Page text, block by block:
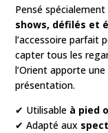
Pensé spécialement
shows, défilés et
l’accessoire parfait
capter tous les
l’Orient apporte
présentation.
✔ Utilisable à pied
✔ Adapté aux